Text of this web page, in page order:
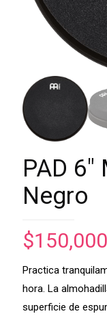
PAD
Negro
$
Practica
hora. La
superficie de